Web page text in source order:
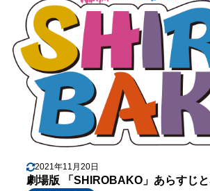
2021年11月20日
劇場版 「SHIROBAKO」あらすじ